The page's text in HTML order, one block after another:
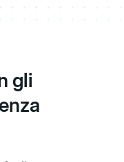
gli